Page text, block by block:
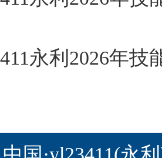
永利2026年